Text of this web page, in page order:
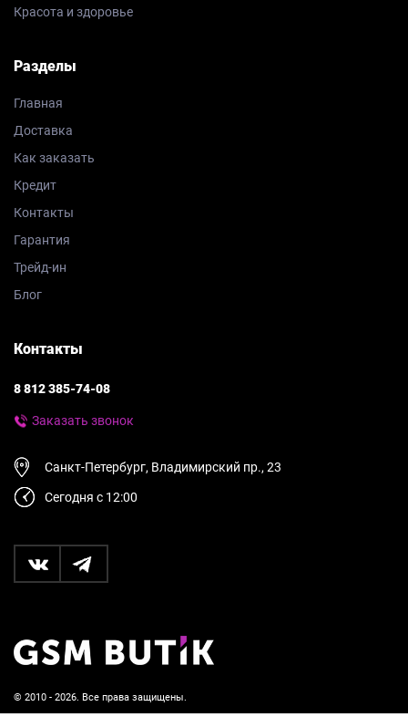
© 2010 - 2026. Все права защищены.
Красота и здоровье
Разделы
Главная
Доставка
Как заказать
Кредит
Контакты
Гарантия
Трейд-ин
Блог
Контакты
8 812 385-74-08
Заказать звонок
Санкт-Петербург, Владимирский пр., 23
Сегодня с 12:00